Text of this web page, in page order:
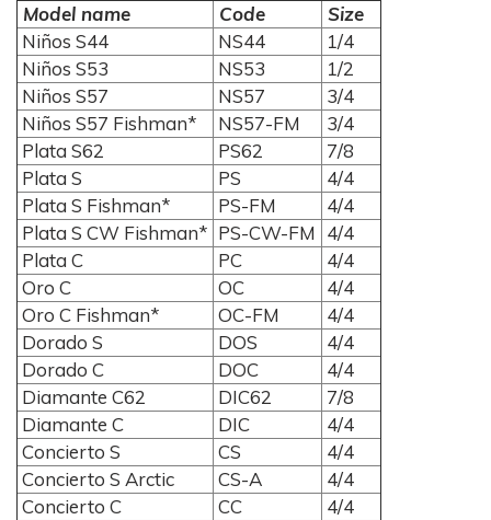
Model name
Code
Size
Niños S44
NS44
1/4
Niños S53
NS53
1/2
Niños S57
NS57
3/4
Niños S57 Fishman*
NS57-FM
3/4
Plata S62
PS62
7/8
Plata S
PS
4/4
Plata S Fishman*
PS-FM
4/4
Plata S CW Fishman* PS-CW-FM
4/4
Plata C
PC
4/4
Oro C
OC
4/4
Oro C Fishman*
OC-FM
4/4
Dorado S
DOS
4/4
Dorado C
DOC
4/4
Diamante C62
DIC62
7/8
Diamante C
DIC
4/4
Concierto S
CS
4/4
Concierto S Arctic
CS-A
4/4
Concierto C
CC
4/4